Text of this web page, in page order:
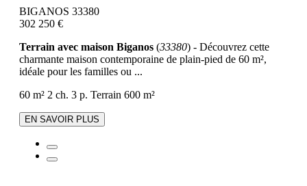
BIGANOS 33380
302 250 €
Terrain avec maison Biganos (33380) - Découvrez cette
charmante maison contemporaine de plain-pied de 60 m²,
idéale pour les familles ou ...
60 m² 2 ch. 3 p. Terrain 600 m²
EN SAVOIR PLUS